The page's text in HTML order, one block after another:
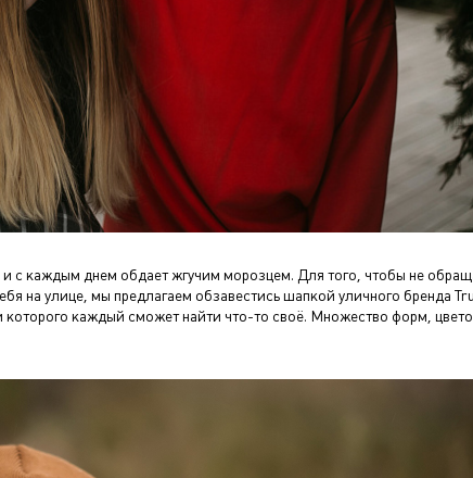
с каждым днем обдает жгучим морозцем. Для того, чтобы не
на улице, мы предлагаем обзавестись шапкой уличного бренда
каждый сможет найти что-то своё. Множество форм,